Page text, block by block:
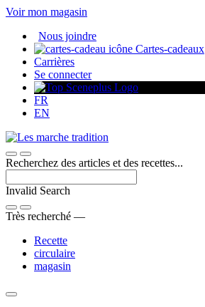
Passer
contenu
Voir mon magasin
Nous joindre
Cartes-cadeaux
Carrières
Se connecter
FR
EN
Recherchez des articles et des recettes...
Invalid Search
Submit
Très recherché —
Recette
circulaire
magasin